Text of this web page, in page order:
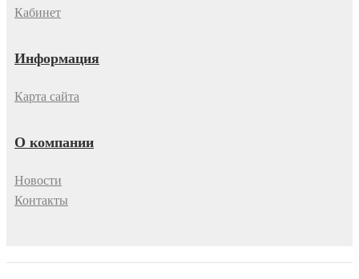
Кабинет
Информация
Карта сайта
О компании
Новости
Контакты